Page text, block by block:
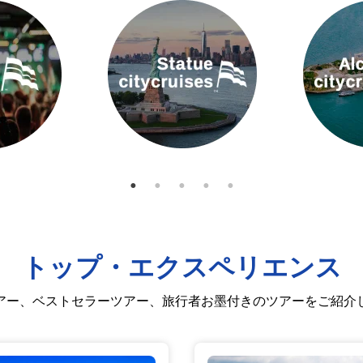
トップ・エクスペリエンス
ー、ベストセラーツアー、旅行者お墨付きのツアーをご紹介